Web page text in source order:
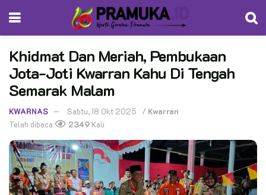
Khidmat Dan Meriah, Pembukaan
Jota-Joti Kwarran Kahu Di Tengah
Semarak Malam
KWARNAS Sabtu, 18 Okt 2025 / Kwarran
Telah dibaca
2349 Kali